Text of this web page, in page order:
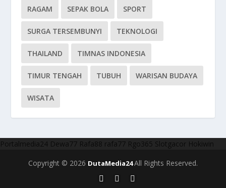
RAGAM SEPAK BOLA SPORT
SURGA TERSEMBUNYI TEKNOLOGI
THAILAND TIMNAS INDONESIA
TIMUR TENGAH TUBUH WARISAN BUDAYA
WISATA
Portalmedia24 Dewa77 Rafa88 rafa77 Rgo365 Slotgacor Hokiwin
Copyright © 2026 DutaMedia24All Rights Reserved.